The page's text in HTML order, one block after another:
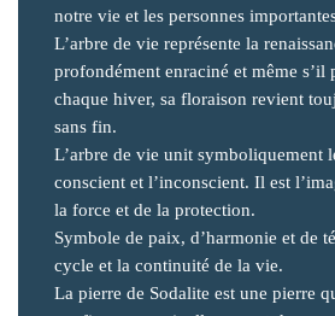
notre vie et les personnes
L’arbre de vie représente la
profondément enraciné et même s’il
chaque hiver, sa floraison revient
sans fin.
L’arbre de vie unit symboliquement
conscient et l’inconscient. Il est
la force et de la protection.
Symbole de paix, d’harmonie et de
cycle et la continuité de la vie.
La pierre de Sodalite est une pierre